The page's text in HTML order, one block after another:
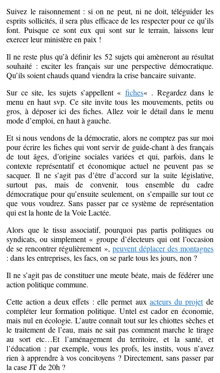
Suivez le raisonnement : si on ne peut, ni ne doit, téléguider les
esprits sollicités, il sera plus efficace de les respecter pour ce qu’ils
font. Puisque ce sont eux qui sont sur le terrain, laissons leur
exercer leur ministère en paix !
Il ne reste plus qu’à définir les 52 sujets qui amèneront au résultat
souhaité : exciter les français sur une perspective démocratique.
Qu’ils soient chauds quand viendra la crise bancaire suivante.
Sur ce site, les sujets s’appellent « fiches« . Regardez dans le
menu en haut svp. Ce site invite tous les mouvements, petits ou
gros, à déposer ici des fiches. Allez voir le détail dans le menu
mode d’emploi, en haut à gauche.
Et si nous vendons de la démocratie, alors ne comptez pas sur moi
pour écrire les fiches qui vont servir de guide-chant à des français
de tout âges, d’origine sociales variées et qui, parfois, dans le
contexte représentatif et économique actuel ne peuvent pas se
sacquer. Il ne s’agit pas d’être d’accord sur la suite législative,
surtout pas, mais de convenir, tous ensemble du cadre
démocratique pour qu’ensuite seulement, on s’empaille sur tout ce
que vous voudrez. Sans passer par ce système de représentation
qui est la honte de la Voie Lactée.
Alors que le tissu associatif, pourquoi pas partis politiques ou
syndicats, ou simplement « groupe d’électeurs qui ont l’occasion
de se rencontrer régulièrement », peuvent déplacer des montagnes
: dans les entreprises, les facs, on se parle tous les jours, non ?
Il ne s’agit pas de constituer une meute béate, mais de fédérer une
action politique commune.
Cette action a deux effets : elle permet aux acteurs du projetde
compléter leur formation politique. Untel est cador en économie,
mais nul en écologie. L’autre connaît tout sur les chiottes sèches et
le traitement de l’eau, mais ne sait pas comment marche le tirage
au sort etc…Et l’aménagement du territoire, et la santé, et
l’éducation : par exemple, vous les profs, les instits, vous n’avez
rien à apprendre à vos concitoyens ? Directement, sans passer par
la case JT de 20h ?